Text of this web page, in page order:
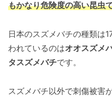
もかなり危険度の高い昆虫
日本のスズメバチの種類は
われているのはオオスズメ
タスズメバチです。
スズメバチ以外で刺傷被害